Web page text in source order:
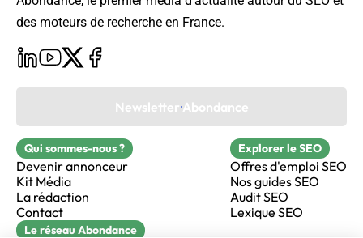
des moteurs de recherche en France.
Newsletter Abondance
Qui sommes-nous ?
Devenir annonceur
Kit Média
La rédaction
Contact
Explorer le SEO
Offres d'emploi SEO
Nos guides SEO
Audit SEO
Lexique SEO
Le réseau Abondance